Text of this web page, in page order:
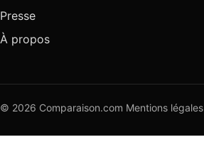
Presse
À propos
© 2026 Comparaison.com Mentions légales